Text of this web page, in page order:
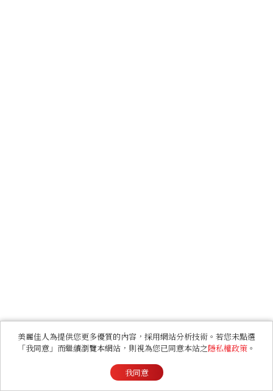
美麗佳人為提供您更多優質的內容，採用網站分析技術。若您未點選
「我同意」而繼續瀏覽本網站，則視為您已同意本站之隱私權政策 。
我同意